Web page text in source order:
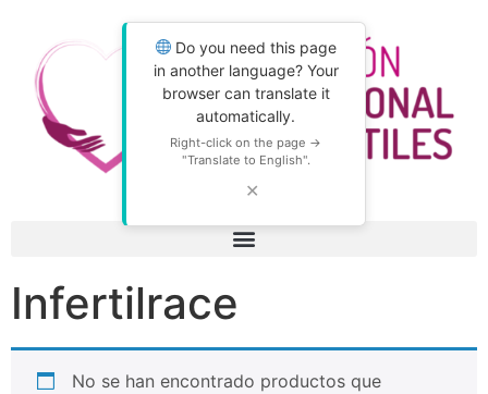
Do you need this page
in another language? Your
browser can translate it
automatically.
Right-click on the page →
"Translate to English".
✕
Infertilrace
No se han encontrado productos que